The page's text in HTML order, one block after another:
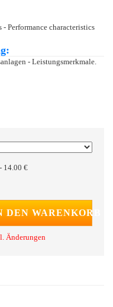
Performance characteristics
- Leistungsmerkmale.
14.00 €
DEN WARENKORB
Änderungen